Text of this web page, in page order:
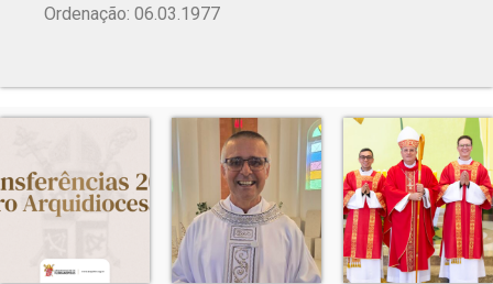
Ordenação: 06.03.1977